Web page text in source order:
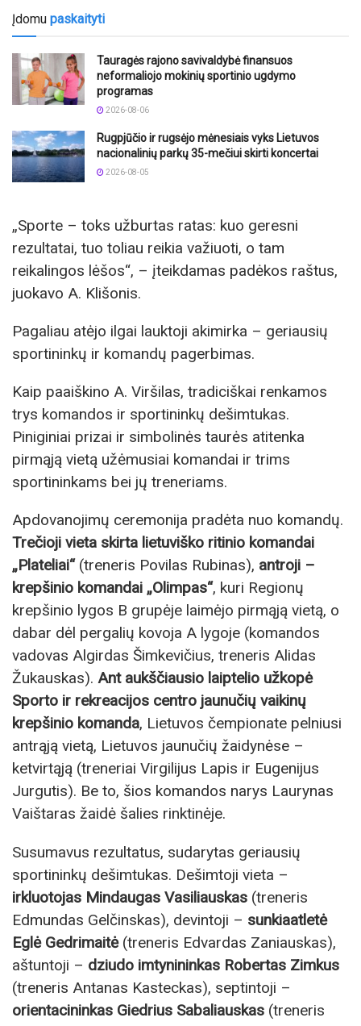
Įdomu paskaityti
Tauragės rajono savivaldybė finansuos
neformaliojo mokinių sportinio ugdymo
programas
2026-08-06
Rugpjūčio ir rugsėjo mėnesiais vyks Lietuvos
nacionalinių parkų 35-mečiui skirti koncertai
2026-08-05
„Sporte – toks užburtas ratas: kuo geresni
rezultatai, tuo toliau reikia važiuoti, o tam
reikalingos lėšos“, – įteikdamas padėkos raštus,
juokavo A. Klišonis.
Pagaliau atėjo ilgai lauktoji akimirka – geriausių
sportininkų ir komandų pagerbimas.
Kaip paaiškino A. Viršilas, tradiciškai renkamos
trys komandos ir sportininkų dešimtukas.
Piniginiai prizai ir simbolinės taurės atitenka
pirmąją vietą užėmusiai komandai ir trims
sportininkams bei jų treneriams.
Apdovanojimų ceremonija pradėta nuo komandų.
Trečioji vieta skirta lietuviško ritinio komandai
„Plateliai“(treneris Povilas Rubinas), antroji –
krepšinio komandai „Olimpas“, kuri Regionų
krepšinio lygos B grupėje laimėjo pirmąją vietą, o
dabar dėl pergalių kovoja A lygoje (komandos
vadovas Algirdas Šimkevičius, treneris Alidas
Žukauskas). Ant aukščiausio laiptelio užkopė
Sporto ir rekreacijos centro jaunučių vaikinų
krepšinio komanda, Lietuvos čempionate pelniusi
antrąją vietą, Lietuvos jaunučių žaidynėse –
ketvirtąją (treneriai Virgilijus Lapis ir Eugenijus
Jurgutis). Be to, šios komandos narys Laurynas
Vaištaras žaidė šalies rinktinėje.
Susumavus rezultatus, sudarytas geriausių
sportininkų dešimtukas. Dešimtoji vieta –
irkluotojas Mindaugas Vasiliauskas (treneris
Edmundas Gelčinskas), devintoji – sunkiaatletė
Eglė Gedrimaitė(treneris Edvardas Zaniauskas),
aštuntoji – dziudo imtynininkas Robertas Zimkus
(treneris Antanas Kasteckas), septintoji –
orientacininkas Giedrius Sabaliauskas (treneris